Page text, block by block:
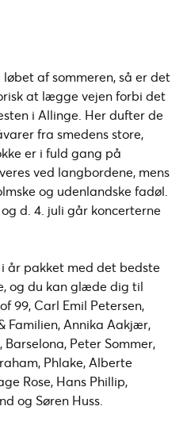
af sommeren, så er det
at lægge vejen forbi det
i Allinge. Her dufter de
fra smedens store,
er i fuld gang på
ved langbordene, mens
og udenlandske fadøl.
d. 4. juli går koncerterne
år pakket med det bedste
og du kan glæde dig til
99, Carl Emil Petersen,
Familien, Annika Aakjær,
Barselona, Peter Sommer,
Phlake, Alberte
Rose, Hans Phillip,
og Søren Huss.